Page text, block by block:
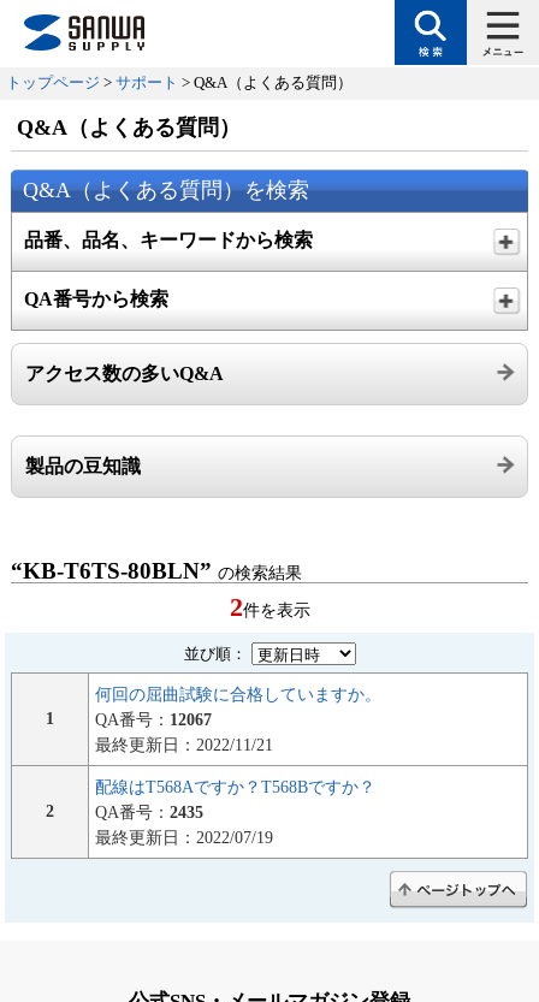
トップページ > サポート > Q&A（よくある質問）
Q&A（よくある質問）
Q&A（よくある質問）を検索
品番、品名、キーワードから検索
QA番号から検索
アクセス数の多いQ&A
製品の豆知識
“KB-T6TS-80BLN”の検索結果
2件を表示
並び順：
1
何回の屈曲試験に合格していますか。
QA番号： 12067
最終更新日：2022/11/21
2
配線はT568Aですか？T568Bですか？
QA番号： 2435
最終更新日：2022/07/19